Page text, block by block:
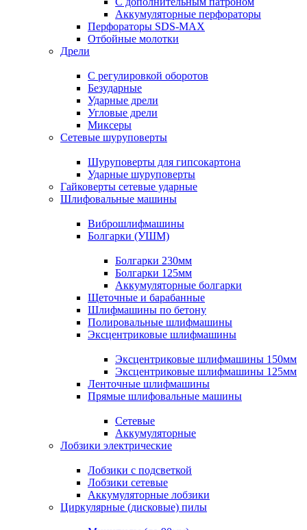
Аккумуляторные перфораторы
Перфораторы SDS-MAX
Отбойные молотки
Дрели
С регулировкой оборотов
Безударные
Ударные дрели
Угловые дрели
Миксеры
Сетевые шуруповерты
Шуруповерты для гипсокартона
Ударные шуруповерты
Гайковерты сетевые ударные
Шлифовальные машины
Виброшлифмашины
Болгарки (УШМ)
Болгарки 230мм
Болгарки 125мм
Аккумуляторные болгарки
Щеточные и барабанные
Шлифмашины по бетону
Полировальные шлифмашины
Эксцентриковые шлифмашины
Эксцентриковые шлифмашины 150мм
Эксцентриковые шлифмашины 125мм
Ленточные шлифмашины
Прямые шлифовальные машины
Сетевые
Аккумуляторные
Лобзики электрические
Лобзики с подсветкой
Лобзики сетевые
Аккумуляторные лобзики
Циркулярные (дисковые) пилы